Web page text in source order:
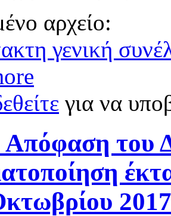
αρχείο:
γενική
για να
του
2017